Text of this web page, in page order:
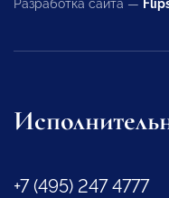
Разработка сайта —
+7 (495) 247 4777